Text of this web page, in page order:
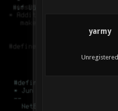
yarmy
Unregistered